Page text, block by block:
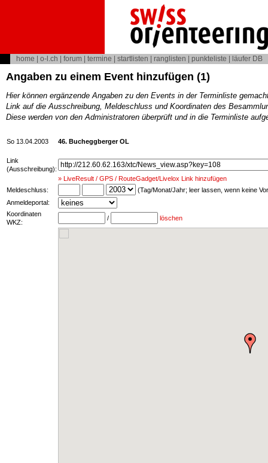
home o-l.ch forum termine startlisten ranglisten punkteliste läufer DB
Angaben zu einem Event hinzufügen (1)
Hier können ergänzende Angaben zu den Events in der Terminliste
Link auf die Ausschreibung, Meldeschluss und Koordinaten des
Diese werden von den Administratoren überprüft und in die Terminliste
So 13.04.2003 46. Bucheggberger OL
Link
(Ausschreibung):
» LiveResult / GPS / RouteGadget/Livelox Link hinzufügen
Meldeschluss:
(Tag/Monat/Jahr; leer lassen, wenn keine
Anmeldeportal:
Koordinaten
WKZ:
/ löschen